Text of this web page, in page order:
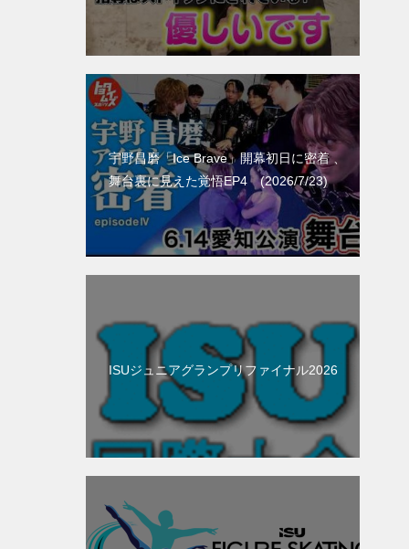
宇野昌磨「Ice Brave」開幕初日に密着 、
舞台裏に見えた覚悟EP4 (2026/7/23)
ISUジュニアグランプリファイナル2026